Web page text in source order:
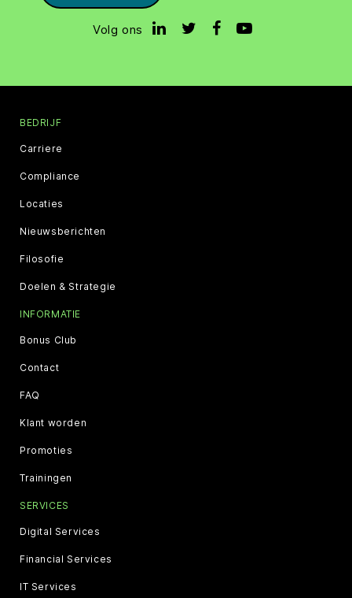
Volg ons
BEDRIJF
Carriere
Compliance
Locaties
Nieuwsberichten
Filosofie
Doelen & Strategie
INFORMATIE
Bonus Club
Contact
FAQ
Klant worden
Promoties
Trainingen
SERVICES
Digital Services
Financial Services
IT Services